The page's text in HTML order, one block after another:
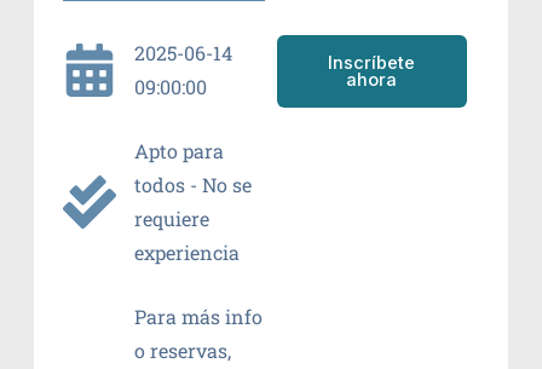
2025-06-14
09:00:00
Apto para
todos - No se
requiere
experiencia
Para más info
o reservas,
Inscríbete
ahora